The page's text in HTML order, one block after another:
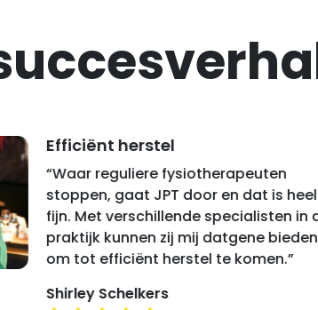
Efficiënt herstel
“Waar reguliere fysiotherapeuten
stoppen, gaat JPT door en dat is heel
fijn. Met verschillende specialisten in
praktijk kunnen zij mij datgene bieden
om tot efficiënt herstel te komen.”
Shirley Schelkers